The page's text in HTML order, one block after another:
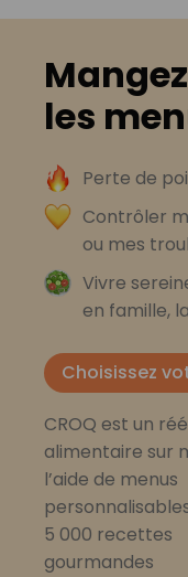
les
Perte de
Contrôler
ou mes
Vivre
en famille,
Choisissez
CROQ est un
alimentaire sur
l’aide de menus
5 000 recettes
gourmandes